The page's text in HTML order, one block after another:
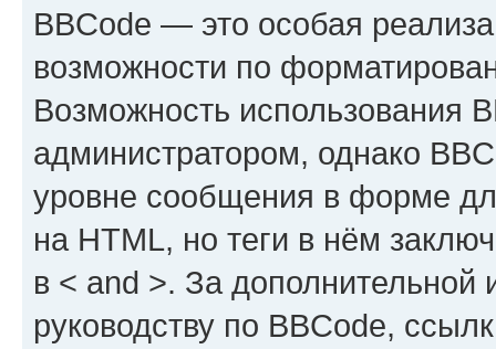
BBCode — это особая
возможности по
Возможность использования
администратором, однако
уровне сообщения в форме
на HTML, но теги в нём
в < and >. За
руководству по BBCode,